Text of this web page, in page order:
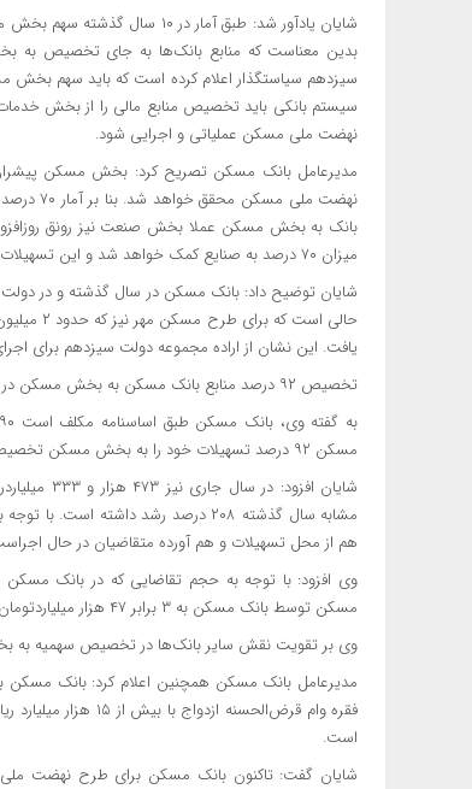
بدین معناست که منابع بانک‌ها به جای تخصیص به
سیزدهم سیاستگذار اعلام کرده است که باید سهم بخش
سیستم بانکی باید تخصیص منابع مالی را از بخش
نهضت ملی مسکن عملیاتی و اجرایی شود.
مدیرعامل بانک مسکن تصریح کرد: بخش مسکن
نهضت
بانک به بخش مسکن عملا بخش صنعت نیز رونق
میزان ۷۰ درصد به صنایع کمک خواهد شد و این تسهیلات مستقیم در زنجیره تامین به صنایع تخصیص خواهد یافت.
یافت. این نشان از اراده مجموعه دولت سیزدهم برای
تخصیص ۹۲ درصد منابع بانک مسکن به بخش مسکن در سال ۱۴۰۰
مسکن ۹۲ درصد تسهیلات خود را به بخش مسکن تخصیص داد.
مشابه سال گذشته ۲۰۸ درصد رشد
هم از محل تسهیلات و هم آورده متقاضیان در حال
وی افزود: با توجه به حجم تقاضایی که در بانک
مسکن توسط بانک مسکن به ۳ برابر ۴۷ هزار میلیاردتومان برسد.
وی بر تقویت نقش سایر بانک‌ها در تخصیص سهمیه به
است.